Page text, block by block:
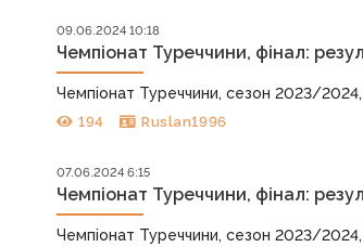
09.06.2024 10:18
Чемпіонат Туреччини, фінал:
Чемпіонат Туреччини, сезон 2023/2024,
194 Ruslan1996
07.06.2024 6:15
Чемпіонат Туреччини, фінал:
Чемпіонат Туреччини, сезон 2023/2024,